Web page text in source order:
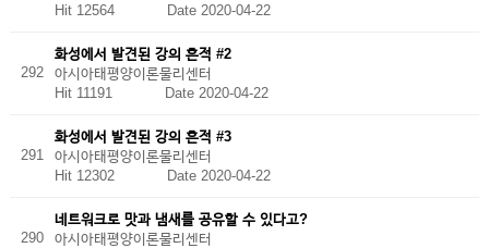
Hit 12564 Date 2020-04-22
292
화성에서 발견된 강의 흔적 #2
아시아태평양이론물리센터
Hit 11191 Date 2020-04-22
291
화성에서 발견된 강의 흔적 #3
아시아태평양이론물리센터
Hit 12302 Date 2020-04-22
290
네트워크로 맛과 냄새를 공유할 수 있다고?
아시아태평양이론물리센터